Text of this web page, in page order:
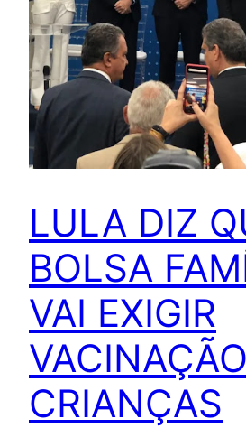
LULA DIZ
BOLSA
VAI EXIGIR
CRIANÇAS